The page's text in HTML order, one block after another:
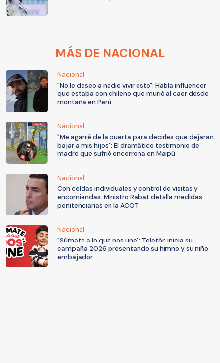
MÁS DE NACIONAL
Nacional
"No le deseo a nadie vivir esto": Habla influencer
que estaba con chileno que murió al caer desde
montaña en Perú
Nacional
"Me agarré de la puerta para decirles que dejaran
bajar a mis hijos": El dramático testimonio de
madre que sufrió encerrona en Maipú
Nacional
Con celdas individuales y control de visitas y
encomiendas: Ministro Rabat detalla medidas
penitenciarias en la ACOT
Nacional
"Súmate a lo que nos une": Teletón inicia su
campaña 2026 presentando su himno y su niño
embajador